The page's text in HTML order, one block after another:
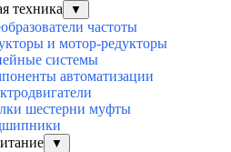
техника
▼
частоты
и мотор-редукторы
системы
автоматизации
шестерни муфты
▼